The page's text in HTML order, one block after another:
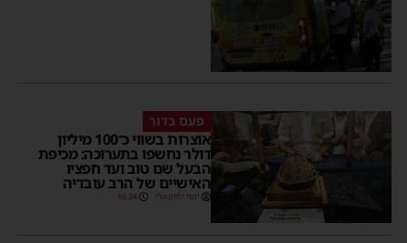
פעם בדור
אוצרות בשווי כ־100 מיליון
דולר נחשפו בתערוכה: מכיפת
הבעל שם טוב ועד חפציו
האישיים של הרב עובדיה
יוסי יחזקאלי 16:34